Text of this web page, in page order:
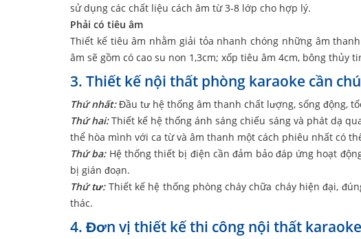
sử dụng các chất liệu cách âm từ 3-8 lớp cho hợp lý.
Phải có tiêu âm
Thiết kế tiêu âm nhằm giải tỏa nhanh chóng những âm
âm sẽ gồm có cao su non 1,3cm; xốp tiêu âm 4cm, bông thủy
3. Thiết kế nội thất phòng karaoke cần
Thứ nhất:Đầu tư hệ thống âm thanh chất lượng, sống động,
Thứ hai:Thiết kế hệ thống ánh sáng chiếu sáng và phát dạ
thể hòa mình với ca từ và âm thanh một cách phiêu nhất có
Thứ ba:Hệ thống thiết bị điện cần đảm bảo đáp ứng hoạt
bị gián đoạn.
Thứ tư:Thiết kế hệ thống phòng cháy chữa cháy hiện đại,
thác.
4. Đơn vị thiết kế thi công nội thất